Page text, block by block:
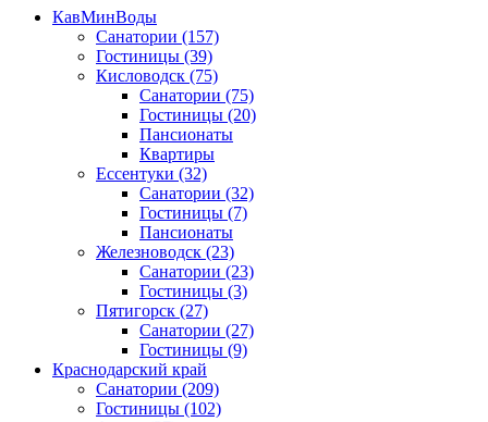
КавМинВоды
Санатории (157)
Гостиницы (39)
Кисловодск (75)
Санатории (75)
Гостиницы (20)
Пансионаты
Квартиры
Ессентуки (32)
Санатории (32)
Гостиницы (7)
Пансионаты
Железноводск (23)
Санатории (23)
Гостиницы (3)
Пятигорск (27)
Санатории (27)
Гостиницы (9)
Краснодарский край
Санатории (209)
Гостиницы (102)